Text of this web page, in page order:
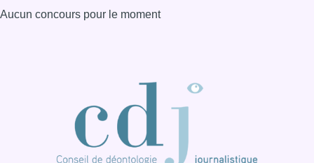
Aucun concours pour le moment